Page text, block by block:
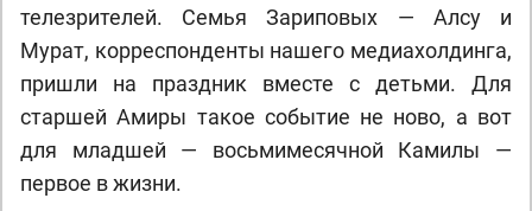
телезрителей. Семья Зариповых — Алсу и
Мурат, корреспонденты нашего медиахолдинга,
пришли на праздник вместе с детьми. Для
старшей Амиры такое событие не ново, а вот
для младшей — восьмимесячной Камилы —
первое в жизни.